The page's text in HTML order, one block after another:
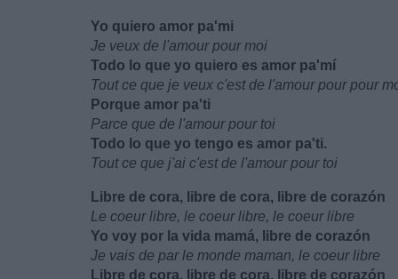
Yo quiero amor pa'mi
Je veux de l'amour pour moi
Todo lo que yo quiero es amor pa'mí
Tout ce que je veux c'est de l'amour pour pour
Porque amor pa'ti
Parce que de l'amour pour toi
Todo lo que yo tengo es amor pa'ti.
Tout ce que j'ai c'est de l'amour pour toi
Libre de cora, libre de cora, libre de corazón
Le coeur libre, le coeur libre, le coeur libre
Yo voy por la vida mamá, libre de corazón
Je vais de par le monde maman, le coeur libre
Libre de cora, libre de cora, libre de corazón